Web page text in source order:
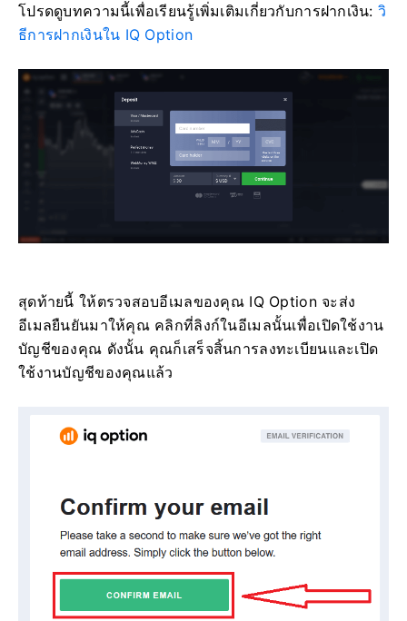
โปรดดูบทความนี้เพื่อเรียนรู้เพิ่มเติมเกี่ยวกับการฝากเงิน:วิ
ธีการฝากเงินใน IQ Option
สุดท้ายนี้ ให้ตรวจสอบอีเมลของคุณ IQ Option จะส่ง
อีเมลยืนยันมาให้คุณ คลิกที่ลิงก์ในอีเมลนั้นเพื่อเปิดใช้งาน
บัญชีของคุณ ดังนั้น คุณก็เสร็จสิ้นการลงทะเบียนและเปิด
ใช้งานบัญชีของคุณแล้ว